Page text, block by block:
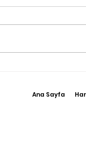
Ana Sayfa